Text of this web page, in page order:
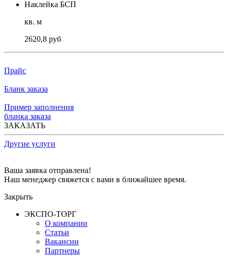
Наклейка БСП
кв. м
2620,8 руб
Прайс
Бланк заказа
Пример заполнения
бланка заказа
ЗАКАЗАТЬ
Другие услуги
Ваша заявка отправлена!
Наш менеджер свяжется с вами в ближайшее время.
Закрыть
ЭКСПО-ТОРГ
О компании
Статьи
Вакансии
Партнеры